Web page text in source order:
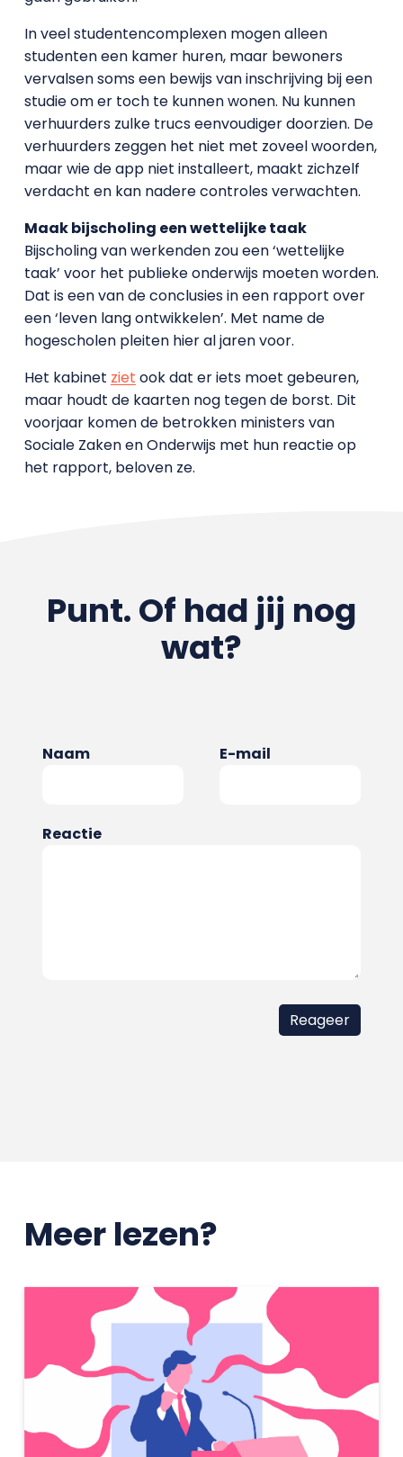
In veel studentencomplexen mogen alleen
studenten een kamer huren, maar bewoners
vervalsen soms een bewijs van inschrijving bij een
studie om er toch te kunnen wonen. Nu kunnen
verhuurders zulke trucs eenvoudiger doorzien. De
verhuurders zeggen het niet met zoveel woorden,
maar wie de app niet installeert, maakt zichzelf
verdacht en kan nadere controles verwachten.
Maak bijscholing een wettelijke taak
Bijscholing van werkenden zou een ‘wettelijke
taak’ voor het publieke onderwijs moeten worden.
Dat is een van de conclusies in een rapport over
een ‘leven lang ontwikkelen’. Met name de
hogescholen pleiten hier al jaren voor.
Het kabinet ziet ook dat er iets moet gebeuren,
maar houdt de kaarten nog tegen de borst. Dit
voorjaar komen de betrokken ministers van
Sociale Zaken en Onderwijs met hun reactie op
het rapport, beloven ze.
Punt. Of had jij nog
wat?
Naam E-mail
Reactie
Meer lezen?